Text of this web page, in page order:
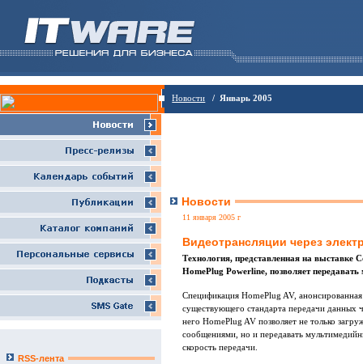
Новости / Январь 2005
RSS-лента
Новости
11 января 2005 г
Видеотрансляции через
Технология, представленная на выставке
HomePlug Powerline, позволяет
Спецификация HomePlug AV,
существующего стандарта передачи данных
него HomePlug AV позволяет не только
сообщениями, но и передавать
скорость передачи.